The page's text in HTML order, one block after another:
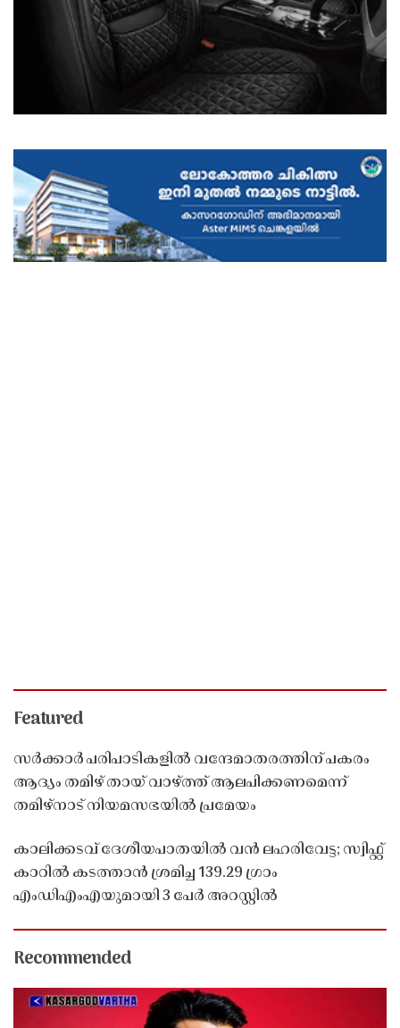
Featured
സർക്കാർ പരിപാടികളിൽ വന്ദേമാതരത്തിന് പകരം
ആദ്യം തമിഴ് തായ് വാഴ്ത്ത് ആലപിക്കണമെന്ന്
തമിഴ്നാട് നിയമസഭയിൽ പ്രമേയം
കാലിക്കടവ് ദേശീയപാതയിൽ വൻ ലഹരിവേട്ട; സ്വിഫ്റ്റ്
കാറിൽ കടത്താൻ ശ്രമിച്ച 139.29 ഗ്രാം
എംഡിഎംഎയുമായി 3 പേർ അറസ്റ്റിൽ
Recommended